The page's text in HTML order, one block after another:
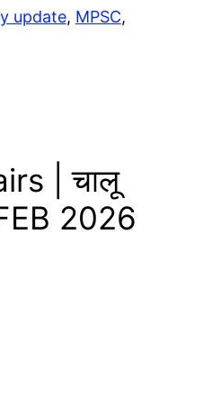
update, MPSC,
| चालू
2026